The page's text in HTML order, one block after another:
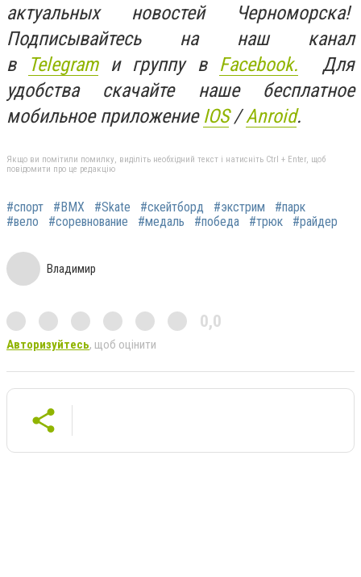
актуальных новостей Черноморска!
Подписывайтесь на наш канал
в
Telegramи группу в Facebook. Для
удобства скачайте наше бесплатное
мобильное приложение IOS/Anroid.
Якщо ви помітили помилку, виділіть необхідний текст і натисніть Ctrl + Enter, щоб
повідомити про це редакцію
#спорт #BMX #Skate #скейтборд #экстрим
#парк
#вело
#соревнование #медаль #победа #трюк #райдер
Владимир
0,0
Авторизуйтесь, щоб оцінити